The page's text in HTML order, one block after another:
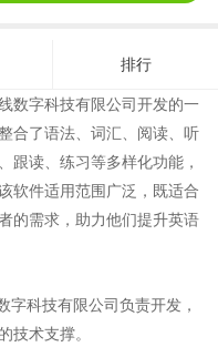
排行
数字科技有限公司开发的一
合了语法、词汇、阅读、听
跟读、练习等多样化功能，
软件适用范围广泛，既适合
的需求，助力他们提升英语
字科技有限公司负责开发，
技术支撑。